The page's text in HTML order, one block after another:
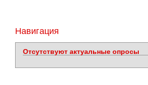
Навигация
Отсутствуют актуальные опросы